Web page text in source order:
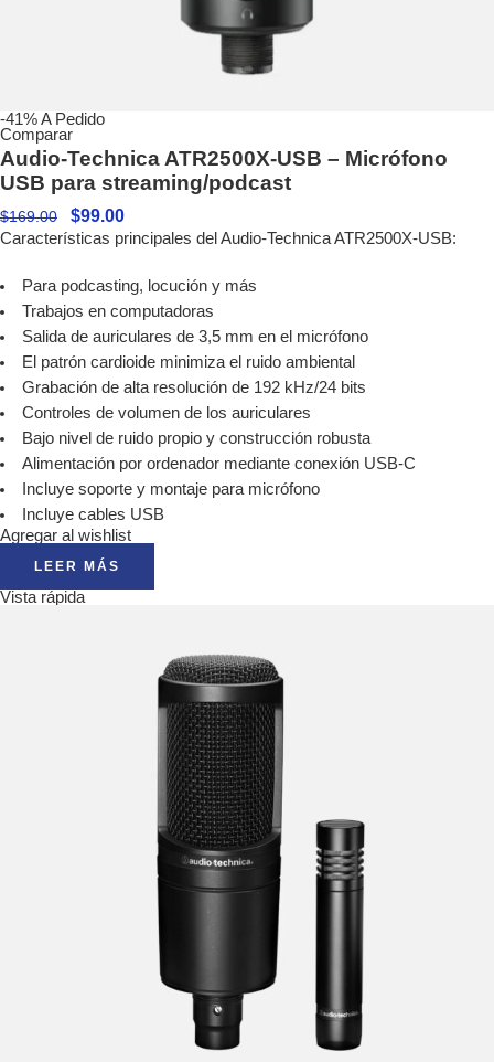
-41%A Pedido
Comparar
Audio-Technica ATR2500X-USB – Micrófono
USB para streaming/podcast
$169.00 $99.00
Características principales del Audio-Technica ATR2500X-USB:
Para podcasting, locución y más
Trabajos en computadoras
Salida de auriculares de 3,5 mm en el micrófono
El patrón cardioide minimiza el ruido ambiental
Grabación de alta resolución de 192 kHz/24 bits
Controles de volumen de los auriculares
Bajo nivel de ruido propio y construcción robusta
Alimentación por ordenador mediante conexión USB-C
Incluye soporte y montaje para micrófono
Incluye cables USB
Agregar al wishlist
LEER MÁS
Vista rápida